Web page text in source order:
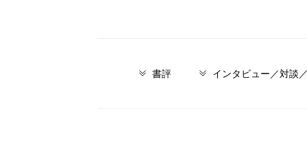
書評 インタビュー／対談